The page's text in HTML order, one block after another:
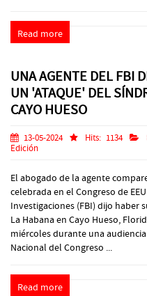
Read more
UNA AGENTE DEL FBI
UN 'ATAQUE' DEL
CAYO HUESO
13-05-2024 Hits: 1134
Edición
El abogado de la agente
celebrada en el Congreso de
Investigaciones (FBI) dijo
La Habana en Cayo Hueso,
miércoles durante una
Nacional del Congreso ...
Read more